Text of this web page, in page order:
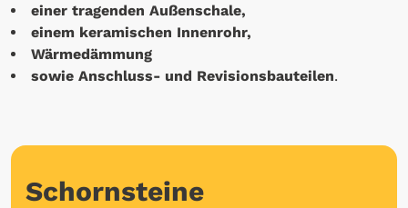
einer tragenden Außenschale,
einem keramischen Innenrohr,
Wärmedämmung
sowie Anschluss- und Revisionsbauteilen.
Schornsteine